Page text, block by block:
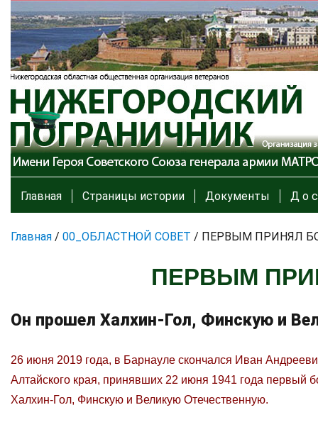
Главная Страницы истории Документы Д о с
Главная / 00_ОБЛАСТНОЙ СОВЕТ / ПЕРВЫМ ПРИНЯЛ
ПЕРВЫМ
Он прошел Халхин-Гол, Финскую и
26 июня 2019 года, в Барнауле скончался Иван
Алтайского края, принявших 22 июня 1941 года
Халхин-Гол, Финскую и Великую Отечественную.